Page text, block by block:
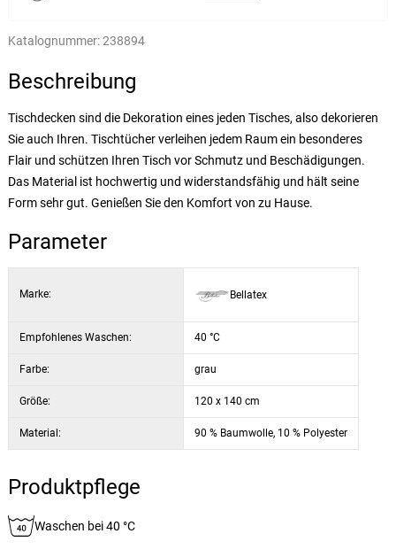
Katalognummer:238894
Beschreibung
Tischdecken sind die Dekoration eines jeden Tisches, also dekorieren
Sie auch Ihren. Tischtücher verleihen jedem Raum ein besonderes
Flair und schützen Ihren Tisch vor Schmutz und Beschädigungen.
Das Material ist hochwertig und widerstandsfähig und hält seine
Form sehr gut. Genießen Sie den Komfort von zu Hause.
Parameter
Marke: Bellatex
Empfohlenes Waschen: 40 °C
Farbe: grau
Größe: 120 x 140 cm
Material: 90 % Baumwolle, 10 % Polyester
Produktpflege
Waschen bei 40 °C